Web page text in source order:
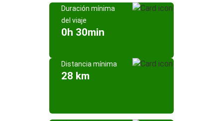
Duración mínima
del viaje
0h 30min
Distancia mínima
28 km